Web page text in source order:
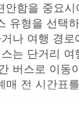
함을 중요
유형을 선택
나 여행 경
는 단거리
버스로 이
매 전 시간